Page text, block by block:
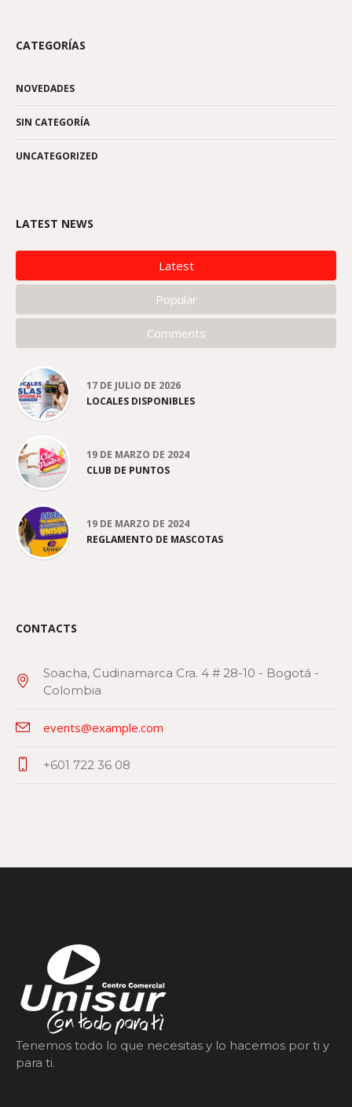
CATEGORÍAS
NOVEDADES
SIN CATEGORÍA
UNCATEGORIZED
LATEST NEWS
Latest
Popular
Comments
17 DE JULIO DE 2026
LOCALES DISPONIBLES
19 DE MARZO DE 2024
CLUB DE PUNTOS
19 DE MARZO DE 2024
REGLAMENTO DE MASCOTAS
CONTACTS
Soacha, Cudinamarca Cra. 4 # 28-10 - Bogotá -
Colombia
events@example.com
+601 722 36 08
Tenemos todo lo que necesitas y lo hacemos por ti y
para ti.